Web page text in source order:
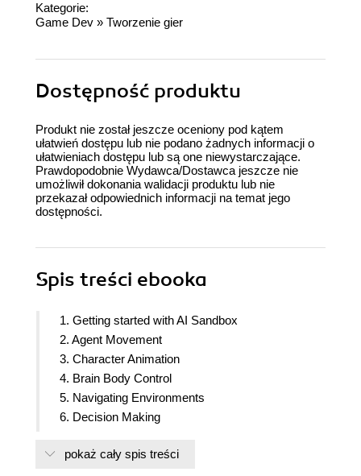
Kategorie:
Game Dev » Tworzenie gier
Dostępność produktu
Produkt nie został jeszcze oceniony pod kątem
ułatwień dostępu lub nie podano żadnych informacji o
ułatwieniach dostępu lub są one niewystarczające.
Prawdopodobnie Wydawca/Dostawca jeszcze nie
umożliwił dokonania walidacji produktu lub nie
przekazał odpowiednich informacji na temat jego
dostępności.
Spis treści ebooka
1. Getting started with AI Sandbox
2. Agent Movement
3. Character Animation
4. Brain Body Control
5. Navigating Environments
6. Decision Making
8. Sensory Perception
pokaż cały spis treści